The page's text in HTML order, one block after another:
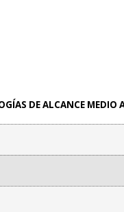
DE ALCANCE MEDIO